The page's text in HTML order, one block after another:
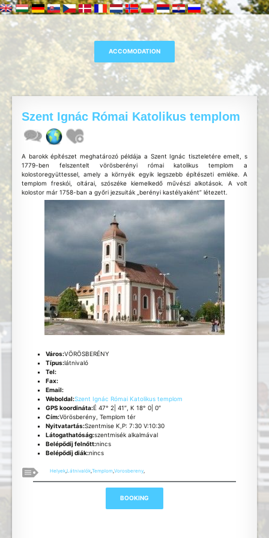
Szent Ignác Római Katolikus templom
A barokk építészet meghatározó példája a Szent Ignác tiszteletére emelt, s
1779-ben felszentelt vörösberényi római katolikus templom a
kolostoregyüttessel, amely a környék egyik legszebb építészeti emléke. A
templom freskói, oltárai, szószéke kiemelkedő művészi alkotások. A volt
kolostor már 1758-ban a győri jezsuiták „berényi kastélyaként” létezett.
Város:VÖRÖSBERÉNY
Típus:látnivaló
Tel:
Fax:
Email:
Weboldal:Szent Ignác Római Katolikus templom
GPS koordináta:É 47° 2| 41″, K 18° 0| 0″
Cím:Vörösberény, Templom tér
Nyitvatartás:Szentmise K,P: 7:30 V:10:30
Látogathatóság:szentmisék alkalmával
Belépődíj felnőtt:nincs
Belépődíj diák:nincs
Helyek ,Látnivalók ,Templom ,Vorosbereny